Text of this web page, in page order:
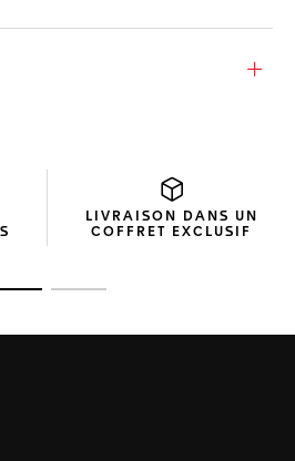
mouvement manufacture Calibre
maillons en H, équipé d’un
est aussi confortable
Au dos du boîtier, la Couronne
LIVRAISON DANS UN
COFFRET EXCLUSIF